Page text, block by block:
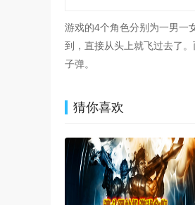
游戏的4个角色分别为一男一
到，直接从头上就飞过去了
子弹。
猜你喜欢